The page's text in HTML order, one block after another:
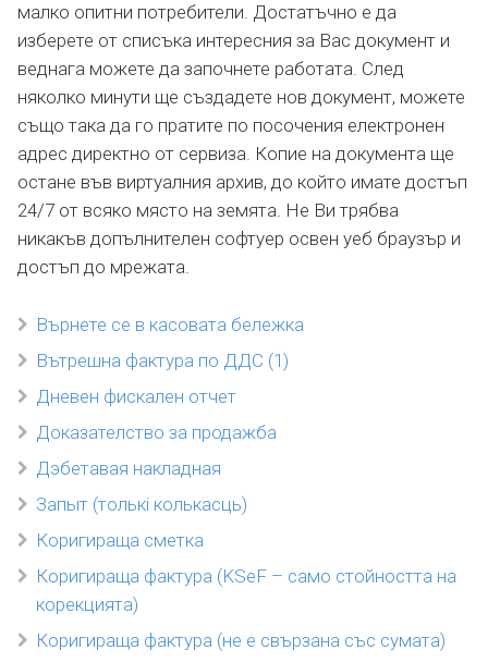
малко опитни потребители. Достатъчно е да
изберете от списъка интересния за Вас документ и
веднага можете да започнете работата. След
няколко минути ще създадете нов документ, можете
също така да го пратите по посочения електронен
адрес директно от сервиза. Копие на документа ще
остане във виртуалния архив, до който имате достъп
24/7 от всяко място на земята. Не Ви трябва
никакъв допълнителен софтуер освен уеб браузър и
достъп до мрежата.
Върнете се в касовата бележка
Вътрешна фактура по ДДС (1)
Дневен фискален отчет
Доказателство за продажба
Дэбетавая накладная
Запыт (толькі колькасць)
Коригираща сметка
Коригираща фактура (KSeF – само стойността на
корекцията)
Коригираща фактура (не е свързана със сумата)